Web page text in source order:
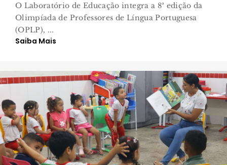
O Laboratório de Educação integra a 8ª edição da
Olimpíada de Professores de Língua Portuguesa
(OPLP), ...
Saiba Mais